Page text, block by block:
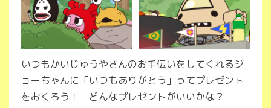
いつもかいじゅうやさんのお手伝いをしてくれるジ
ョーちゃんに「いつもありがとう」ってプレゼント
をおくろう！ どんなプレゼントがいいかな？